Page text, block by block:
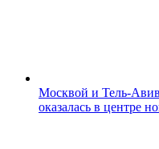
Москвой и Тель-
оказалась в центре